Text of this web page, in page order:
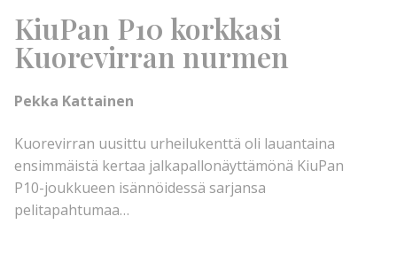
KiuPan P10 korkkasi
Kuorevirran nurmen
Pekka Kattainen
Kuorevirran uusittu urheilukenttä oli lauantaina
ensimmäistä kertaa jalkapallonäyttämönä KiuPan
P10-joukkueen isännöidessä sarjansa
pelitapahtumaa…